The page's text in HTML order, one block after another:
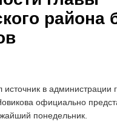
района
в администрации
официально
понедельник.